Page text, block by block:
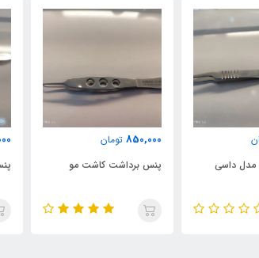
داسی
850,000 تومان
پنس برداشت کاشت مو